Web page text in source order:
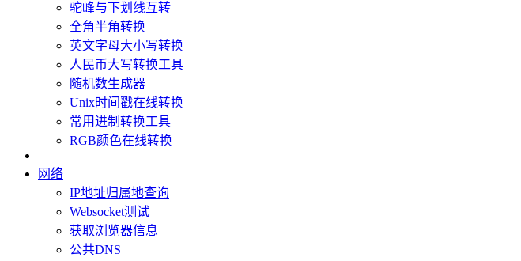
驼峰与下划线互转
全角半角转换
英文字母大小写转换
人民币大写转换工具
随机数生成器
Unix时间戳在线转换
常用进制转换工具
RGB颜色在线转换
网络
IP地址归属地查询
Websocket测试
获取浏览器信息
公共DNS